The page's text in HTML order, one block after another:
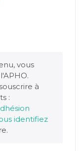
vous
à
:
identifiez